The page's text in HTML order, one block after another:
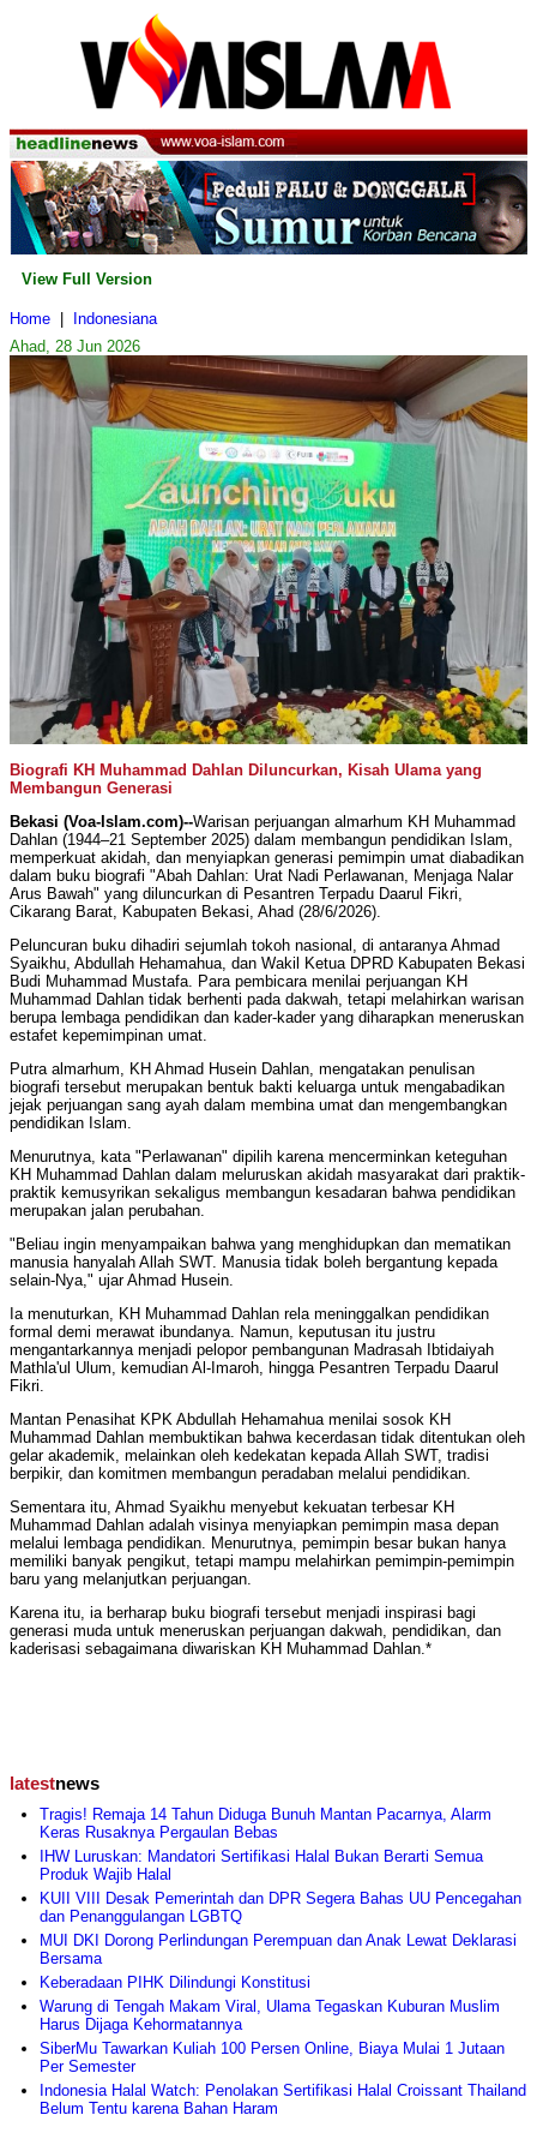
View Full Version
Home
Indonesiana
Ahad, 28 Jun 2026
Biografi KH Muhammad Dahlan Diluncurkan, Kisah Ulama yang
Membangun Generasi
Bekasi (Voa-Islam.com)--Warisan perjuangan almarhum KH Muhammad
Dahlan (1944–21 September 2025) dalam membangun pendidikan Islam,
memperkuat akidah, dan menyiapkan generasi pemimpin umat diabadikan
dalam buku biografi "Abah Dahlan: Urat Nadi Perlawanan, Menjaga Nalar
Arus Bawah" yang diluncurkan di Pesantren Terpadu Daarul Fikri,
Cikarang Barat, Kabupaten Bekasi, Ahad (28/6/2026).
Peluncuran buku dihadiri sejumlah tokoh nasional, di antaranya Ahmad
Syaikhu, Abdullah Hehamahua, dan Wakil Ketua DPRD Kabupaten Bekasi
Budi Muhammad Mustafa. Para pembicara menilai perjuangan KH
Muhammad Dahlan tidak berhenti pada dakwah, tetapi melahirkan warisan
berupa lembaga pendidikan dan kader-kader yang diharapkan meneruskan
estafet kepemimpinan umat.
Putra almarhum, KH Ahmad Husein Dahlan, mengatakan penulisan
biografi tersebut merupakan bentuk bakti keluarga untuk mengabadikan
jejak perjuangan sang ayah dalam membina umat dan mengembangkan
pendidikan Islam.
Menurutnya, kata "Perlawanan" dipilih karena mencerminkan keteguhan
KH Muhammad Dahlan dalam meluruskan akidah masyarakat dari praktik-
praktik kemusyrikan sekaligus membangun kesadaran bahwa pendidikan
merupakan jalan perubahan.
"Beliau ingin menyampaikan bahwa yang menghidupkan dan mematikan
manusia hanyalah Allah SWT. Manusia tidak boleh bergantung kepada
selain-Nya," ujar Ahmad Husein.
Ia menuturkan, KH Muhammad Dahlan rela meninggalkan pendidikan
formal demi merawat ibundanya. Namun, keputusan itu justru
mengantarkannya menjadi pelopor pembangunan Madrasah Ibtidaiyah
Mathla'ul Ulum, kemudian Al-Imaroh, hingga Pesantren Terpadu Daarul
Fikri.
Mantan Penasihat KPK Abdullah Hehamahua menilai sosok KH
Muhammad Dahlan membuktikan bahwa kecerdasan tidak ditentukan oleh
gelar akademik, melainkan oleh kedekatan kepada Allah SWT, tradisi
berpikir, dan komitmen membangun peradaban melalui pendidikan.
Sementara itu, Ahmad Syaikhu menyebut kekuatan terbesar KH
Muhammad Dahlan adalah visinya menyiapkan pemimpin masa depan
melalui lembaga pendidikan. Menurutnya, pemimpin besar bukan hanya
memiliki banyak pengikut, tetapi mampu melahirkan pemimpin-pemimpin
baru yang melanjutkan perjuangan.
Karena itu, ia berharap buku biografi tersebut menjadi inspirasi bagi
generasi muda untuk meneruskan perjuangan dakwah, pendidikan, dan
kaderisasi sebagaimana diwariskan KH Muhammad Dahlan.*
latestnews
Tragis! Remaja 14 Tahun Diduga Bunuh Mantan Pacarnya, Alarm
Keras Rusaknya Pergaulan Bebas
IHW Luruskan: Mandatori Sertifikasi Halal Bukan Berarti Semua
Produk Wajib Halal
KUII VIII Desak Pemerintah dan DPR Segera Bahas UU Pencegahan
dan Penanggulangan LGBTQ
MUI DKI Dorong Perlindungan Perempuan dan Anak Lewat Deklarasi
Bersama
Keberadaan PIHK Dilindungi Konstitusi
Warung di Tengah Makam Viral, Ulama Tegaskan Kuburan Muslim
Harus Dijaga Kehormatannya
SiberMu Tawarkan Kuliah 100 Persen Online, Biaya Mulai 1 Jutaan
Per Semester
Indonesia Halal Watch: Penolakan Sertifikasi Halal Croissant Thailand
Belum Tentu karena Bahan Haram